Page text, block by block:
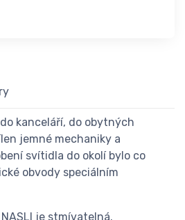
kanceláří, do obytných
jemné mechaniky a
svítidla do okolí bylo co
obvody speciálním
je stmívatelná.